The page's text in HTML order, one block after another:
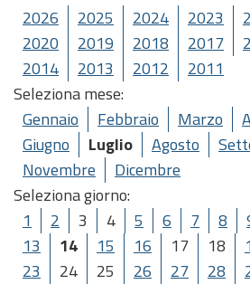
2026
2025 2024 2023
2020
2019 2018 2017
2014
2013 2012
2011
Seleziona mese:
Gennaio
Febbraio Marzo
Giugno
Luglio Agosto
Novembre
Dicembre
Seleziona giorno:
1
2 3 4 5 6 7 8
13
14 15 16 17 18
23
24 25 26 27 28